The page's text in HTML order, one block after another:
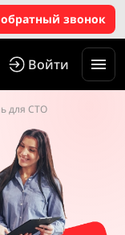
обратный звонок
Войти
для СТО